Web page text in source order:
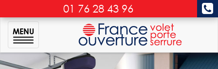
01 76 28 43 96
MENU